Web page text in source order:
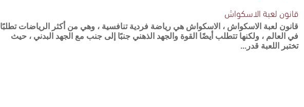
قانون لعبة الاسكواش
قانون لعبة الاسكواش ، الاسكواش هي رياضة فردية تنافسية ، وهي من أكثر الرياضات تطلبًا
في العالم ، ولكنها تتطلب أيضًا القوة والجهد الذهني جنبًا إلى جنب مع الجهد البدني ، حيث
تختبر اللعبة قدر...